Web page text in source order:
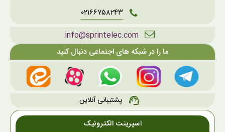
۰۲۱۶۶۷۵۸۲۴۳
info@sprintelec.com
ما را در شبکه های اجتماعی دنبال کنید
support_agent
پشتیبانی آنلاین
اسپرینت الکترونیک